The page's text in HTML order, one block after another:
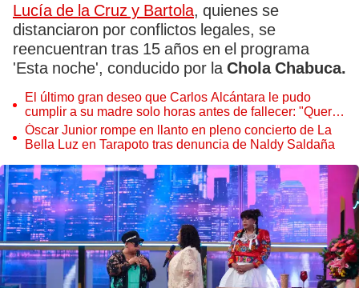
Lucía de la Cruz y Bartola, quienes se
distanciaron por conflictos legales, se
reencuentran tras 15 años en el programa
'Esta noche', conducido por la Chola Chabuca.
El último gran deseo que Carlos Alcántara le pudo
cumplir a su madre solo horas antes de fallecer: "Quería
darle esta sorpresa"
Óscar Junior rompe en llanto en pleno concierto de La
Bella Luz en Tarapoto tras denuncia de Naldy Saldaña